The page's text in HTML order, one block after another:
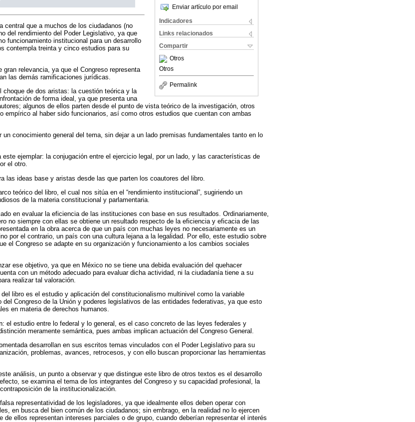
Enviar artículo por email
Indicadores
Links relacionados
Compartir
Otros
Otros
Permalink
central que a muchos de los ciudadanos (no
del rendimiento del Poder Legislativo, ya que
funcionamiento institucional para un desarrollo
contempla treinta y cinco estudios para su
gran relevancia, ya que el Congreso representa
las demás ramificaciones jurídicas.
choque de dos aristas: la cuestión teórica y la
de forma ideal, ya que presenta una
algunos de ellos parten desde el punto de vista teórico de la investigación, otros
empírico al haber sido funcionarios, así como otros estudios que cuentan con ambas
conocimiento general del tema, sin dejar a un lado premisas fundamentales tanto en lo
este ejemplar: la conjugación entre el ejercicio legal, por un lado, y las características de
el otro.
las ideas base y aristas desde las que parten los coautores del libro.
teórico del libro, el cual nos sitúa en el “rendimiento institucional”, sugiriendo un
de la materia constitucional y parlamentaria.
en evaluar la eficiencia de las instituciones con base en sus resultados. Ordinariamente,
no siempre con ellas se obtiene un resultado respecto de la eficiencia y eficacia de las
en la obra acerca de que un país con muchas leyes no necesariamente es un
por el contrario, un país con una cultura lejana a la legalidad. Por ello, este estudio sobre
el Congreso se adapte en su organización y funcionamiento a los cambios sociales
ese objetivo, ya que en México no se tiene una debida evaluación del quehacer
con un método adecuado para evaluar dicha actividad, ni la ciudadanía tiene a su
realizar tal valoración.
del libro es el estudio y aplicación del constitucionalismo multinivel como la variable
Congreso de la Unión y poderes legislativos de las entidades federativas, ya que esto
en materia de derechos humanos.
el estudio entre lo federal y lo general, es el caso concreto de las leyes federales y
meramente semántica, pues ambas implican actuación del Congreso General.
desarrollan en sus escritos temas vinculados con el Poder Legislativo para su
problemas, avances, retrocesos, y con ello buscan proporcionar las herramientas
análisis, un punto a observar y que distingue este libro de otros textos es el desarrollo
se examina el tema de los integrantes del Congreso y su capacidad profesional, la
de la institucionalización.
representatividad de los legisladores, ya que idealmente ellos deben operar con
en busca del bien común de los ciudadanos; sin embrago, en la realidad no lo ejercen
ellos representan intereses parciales o de grupo, cuando deberían representar el interés